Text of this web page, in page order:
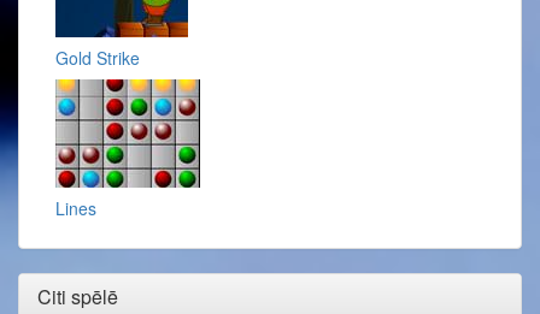
Gold Strike
Lines
Citi spēlē